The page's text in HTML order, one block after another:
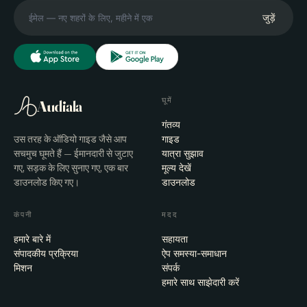
जुड़ें
Audiala
उस तरह के ऑडियो गाइड जैसे आप
सचमुच घूमते हैं — ईमानदारी से जुटाए
गए, सड़क के लिए सुनाए गए, एक बार
डाउनलोड किए गए।
घूमें
गंतव्य
गाइड
यात्रा सुझाव
मूल्य देखें
डाउनलोड
कंपनी
हमारे बारे में
संपादकीय प्रक्रिया
मिशन
मदद
सहायता
ऐप समस्या-समाधान
संपर्क
हमारे साथ साझेदारी करें